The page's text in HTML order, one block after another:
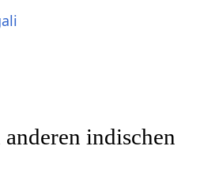
indischen